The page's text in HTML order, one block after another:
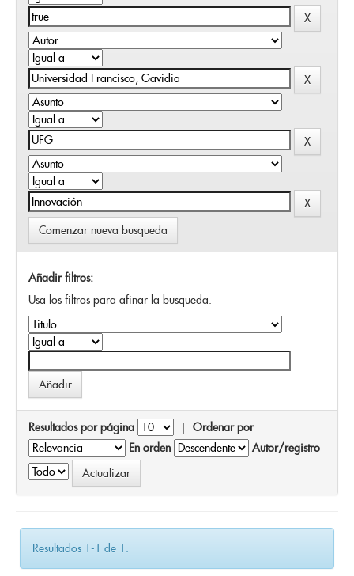
Comenzar nueva busqueda
Añadir filtros:
Usa los filtros para afinar la busqueda.
Resultados por página | Ordenar por
En orden
Autor/registro
Resultados 1-1 de 1.